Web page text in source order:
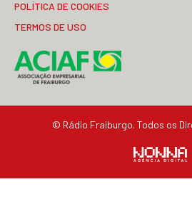
POLÍTICA DE COOKIES
TERMOS DE USO
© Rádio Fraiburgo. Todos os